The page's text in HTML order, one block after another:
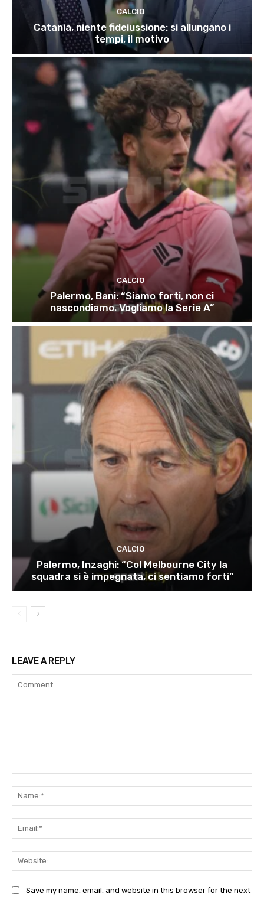
CALCIO
Catania, niente fideiussione: si allungano i
tempi, il motivo
CALCIO
Palermo, Bani: “Siamo forti, non ci
nascondiamo. Vogliamo la Serie A”
CALCIO
Palermo, Inzaghi: “Col Melbourne City la
squadra si è impegnata, ci sentiamo forti”
LEAVE A REPLY
Save my name, email, and website in this browser for the next